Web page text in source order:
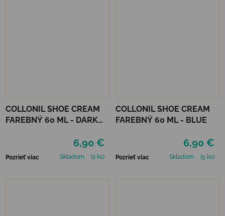
COLLONIL SHOE CREAM
FAREBNÝ 60 ML - DARK
6,90 €
Pozrieť viac Skladom (2 ks)
COLLONIL SHOE CREAM
FAREBNÝ 60 ML - BLUE
6,90 €
Pozrieť viac Skladom (5 ks)